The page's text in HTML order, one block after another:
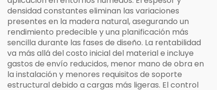
densidad constantes eliminan las variaciones
presentes en la madera natural, asegurando un
rendimiento predecible y una planificación más
sencilla durante las fases de diseño. La rentabilidad
va más allá del costo inicial del material e incluye
gastos de envío reducidos, menor mano de obra en
la instalación y menores requisitos de soporte
estructural debido a cargas más ligeras. El control